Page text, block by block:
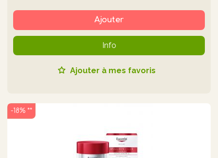
Ajouter
Info
Ajouter à mes favoris
-18% **